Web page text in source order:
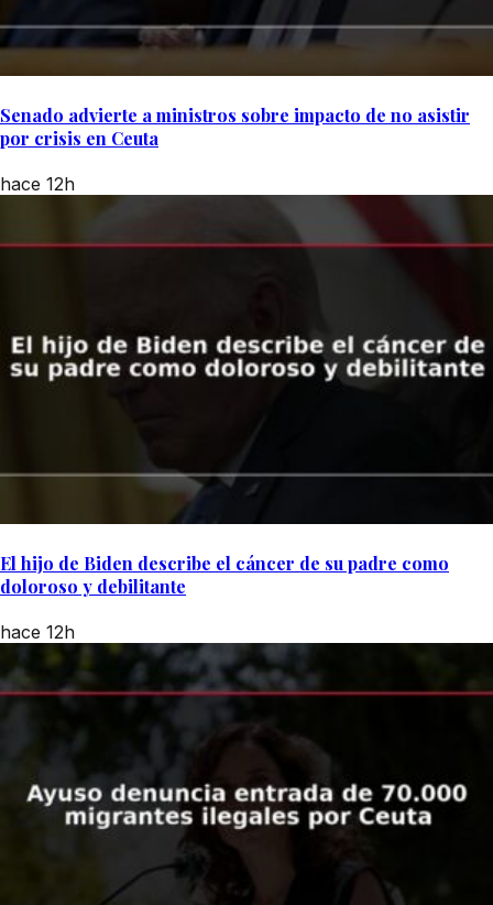
Senado advierte a ministros sobre impacto de no asistir
por crisis en Ceuta
hace 12h
El hijo de Biden describe el cáncer de su padre como
doloroso y debilitante
hace 12h